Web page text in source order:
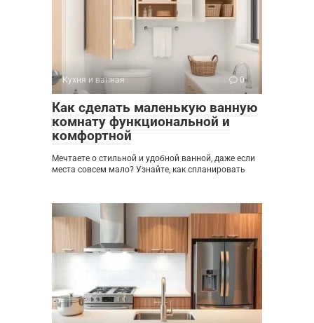
Кухня и ванная 0
Как сделать маленькую ванную
комнату функциональной и
комфортной
Мечтаете о стильной и удобной ванной, даже если
места совсем мало? Узнайте, как спланировать